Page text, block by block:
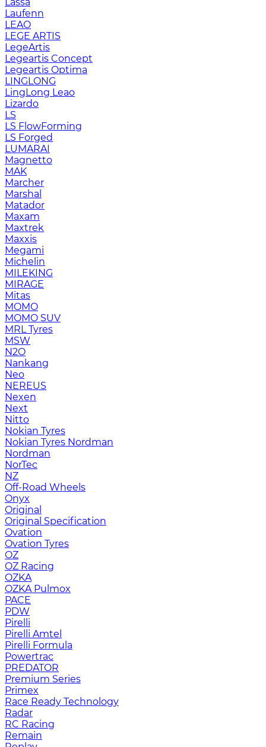
Laufenn
LEAO
LEGE ARTIS
LegeArtis
Legeartis Concept
Legeartis Optima
LINGLONG
LingLong Leao
Lizardo
LS
LS FlowForming
LS Forged
LUMARAI
Magnetto
MAK
Marcher
Marshal
Matador
Maxam
Maxtrek
Maxxis
Megami
Michelin
MILEKING
MIRAGE
Mitas
MOMO
MOMO SUV
MRL Tyres
MSW
N2O
Nankang
Neo
NEREUS
Nexen
Next
Nitto
Nokian Tyres
Nokian Tyres Nordman
Nordman
NorTec
NZ
Off-Road Wheels
Onyx
Original
Original Specification
Ovation
Ovation Tyres
OZ
OZ Racing
OZKA
OZKA Pulmox
PACE
PDW
Pirelli
Pirelli Amtel
Pirelli Formula
Powertrac
PREDATOR
Premium Series
Primex
Race Ready Technology
Radar
RC Racing
Remain